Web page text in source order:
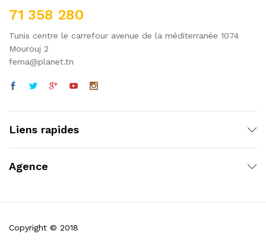
71 358 280
Tunis centre le carrefour avenue de la méditerranée 1074
Mourouj 2
fema@planet.tn
Liens rapides
Agence
Copyright © 2018